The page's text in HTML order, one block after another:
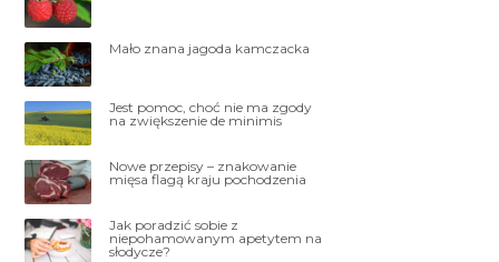
Mało znana jagoda kamczacka
Jest pomoc, choć nie ma zgody
na zwiększenie de minimis
Nowe przepisy – znakowanie
mięsa flagą kraju pochodzenia
Jak poradzić sobie z
niepohamowanym apetytem na
słodycze?